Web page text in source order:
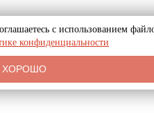
с использованием
конфиденциальности
ХОРОШО